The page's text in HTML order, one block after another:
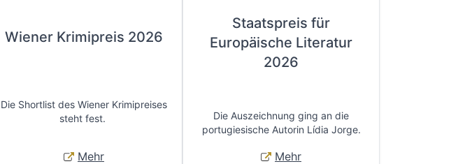
Wiener Krimipreis 2026
Die Shortlist des Wiener Krimipreises
steht fest.
Mehr
Staatspreis für
Europäische Literatur
2026
Die Auszeichnung ging an die
portugiesische Autorin Lídia Jorge.
Mehr